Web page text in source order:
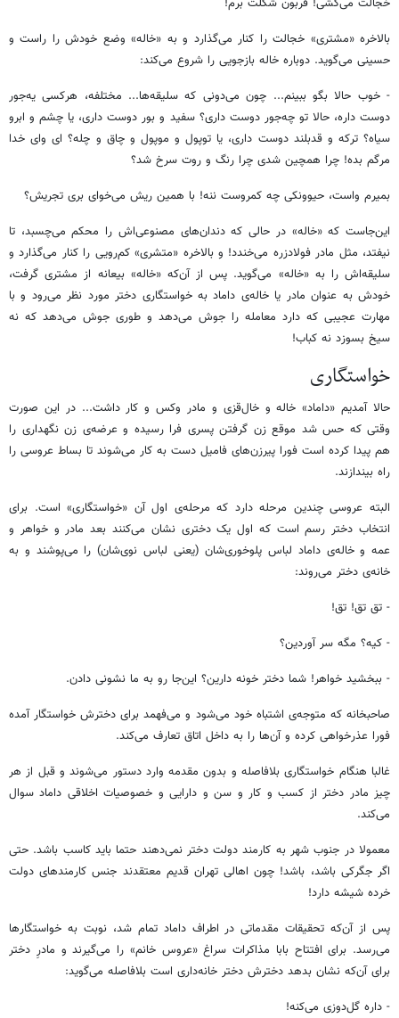
خجالت می‌کشی! قربون شکلت برم!
بالاخره «مشتری» خجالت را کنار می‌گذارد و به «خاله» وضع خودش را راست و
حسینی می‌گوید. دوباره خاله بازجویی را شروع می‌کند:
- خوب حالا بگو ببینم... چون می‌دونی که سلیقه‌ها... مختلفه، هرکسی یه‌جور
دوست داره، حالا تو چه‌جور دوست داری؟ سفید و بور دوست داری، یا چشم و ابرو
سیاه؟ ترکه و قدبلند دوست داری، یا توپول و موپول و چاق و چله؟ ای وای خدا
مرگم بده! چرا همچین شدی چرا رنگ و روت سرخ شد؟
بمیرم واست، حیوونکی چه کمروست ننه! با همین ریش می‌خوای بری تجریش؟
این‌جاست که «خاله» در حالی که دندان‌های مصنوعی‌اش را محکم می‌چسبد، تا
نیفتد، مثل مادر فولادزره می‌خندد! و بالاخره «متشری» کم‌رویی را کنار می‌گذارد و
سلیقه‌اش را به «خاله» می‌گوید. پس از آن‌که «خاله» بیعانه از مشتری گرفت،
خودش به عنوان مادر یا خاله‌ی داماد به خواستگاری دختر مورد نظر می‌رود و با
مهارت عجیبی که دارد معامله را جوش می‌دهد و طوری جوش می‌دهد که نه
سیخ بسوزد نه کباب!
خواستگاری
حالا آمدیم «داماد» خاله و خال‌قزی و مادر وکس و کار داشت... در این صورت
وقتی که حس شد موقع زن گرفتن پسری فرا رسیده و عرضه‌ی زن نگهداری را
هم پیدا کرده است فورا پیرزن‌های فامیل دست به کار می‌شوند تا بساط عروسی را
راه بیندازند.
البته عروسی چندین مرحله دارد که مرحله‌ی اول آن «خواستگاری» است. برای
انتخاب دختر رسم است که اول یک دختری نشان می‌کنند بعد مادر و خواهر و
عمه و خاله‌ی داماد لباس پلوخوری‌شان (یعنی لباس نوی‌شان) را می‌پوشند و به
خانه‌ی دختر می‌روند:
- تق تق! تق!
- کیه؟ مگه سر آوردین؟
- ببخشید خواهر! شما دختر خونه دارین؟ این‌جا رو به ما نشونی دادن.
صاحبخانه که متوجه‌ی اشتباه خود می‌شود و می‌فهمد برای دخترش خواستگار آمده
فورا عذرخواهی کرده و آن‌ها را به داخل اتاق تعارف می‌کند.
غالبا هنگام خواستگاری بلافاصله و بدون مقدمه وارد دستور می‌شوند و قبل از هر
چیز مادر دختر از کسب و کار و سن و دارایی و خصوصیات اخلاقی داماد سوال
می‌کند.
معمولا در جنوب شهر به کارمند دولت دختر نمی‌دهند حتما باید کاسب باشد. حتی
اگر جگرکی باشد، باشد! چون اهالی تهران قدیم معتقدند جنس کارمندهای دولت
خرده شیشه دارد!
پس از آن‌که تحقیقات مقدماتی در اطراف داماد تمام شد، نوبت به خواستگارها
می‌رسد. برای افتتاح بابا مذاکرات سراغ «عروس خانم» را می‌گیرند و مادرِ دختر
برای آن‌که نشان بدهد دخترش دختر خانه‌داری است بلافاصله می‌گوید:
- داره گل‌دوزی می‌کنه!